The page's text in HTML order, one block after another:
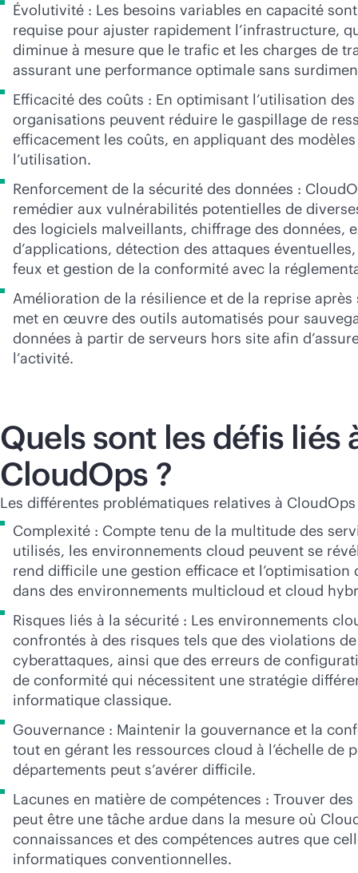
Évolutivité : Les besoins variables en capacité
requise pour ajuster rapidement l’infrastructure,
diminue à mesure que le trafic et les charges de
assurant une performance optimale sans
Efficacité des coûts : En optimisant l’utilisation
organisations peuvent réduire le gaspillage de
efficacement les coûts, en appliquant des
l’utilisation.
Renforcement de la sécurité des données :
remédier aux vulnérabilités potentielles de
des logiciels malveillants, chiffrage des données,
d’applications, détection des attaques
feux et gestion de la conformité avec la
Amélioration de la résilience et de la reprise
met en œuvre des outils automatisés pour
données à partir de serveurs hors site afin
l’activité.
Quels sont les défis liés
CloudOps ?
Les différentes problématiques relatives à
Complexité : Compte tenu de la multitude des
utilisés, les environnements cloud peuvent se
rend difficile une gestion efficace et l’optimisation
dans des environnements multicloud et cloud
Risques liés à la sécurité : Les environnements
confrontés à des risques tels que des violations
cyberattaques, ainsi que des erreurs de
de conformité qui nécessitent une stratégie
informatique classique.
Gouvernance : Maintenir la gouvernance et la
tout en gérant les ressources cloud à l’échelle de
départements peut s’avérer difficile.
Lacunes en matière de compétences : Trouver
peut être une tâche ardue dans la mesure où
connaissances et des compétences autres que
informatiques conventionnelles.